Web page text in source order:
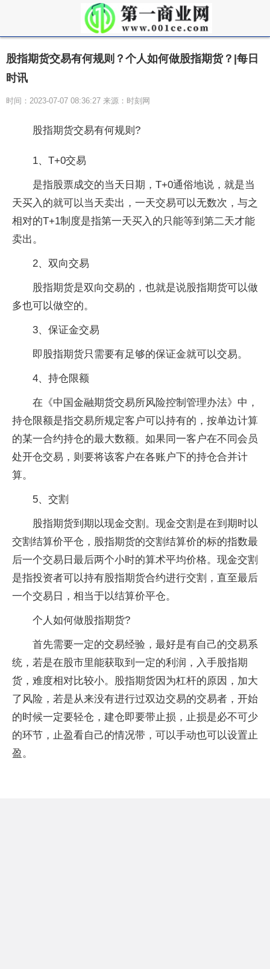
股指期货交易有何规则？个人如何做股指期货？|每日
时讯
时间：2023-07-07 08:36:27 来源：时刻网
股指期货交易有何规则?
1、T+0交易
是指股票成交的当天日期，T+0通俗地说，就是当
天买入的就可以当天卖出，一天交易可以无数次，与之
相对的T+1制度是指第一天买入的只能等到第二天才能
卖出。
2、双向交易
股指期货是双向交易的，也就是说股指期货可以做
多也可以做空的。
3、保证金交易
即股指期货只需要有足够的保证金就可以交易。
4、持仓限额
在《中国金融期货交易所风险控制管理办法》中，
持仓限额是指交易所规定客户可以持有的，按单边计算
的某一合约持仓的最大数额。如果同一客户在不同会员
处开仓交易，则要将该客户在各账户下的持仓合并计
算。
5、交割
股指期货到期以现金交割。现金交割是在到期时以
交割结算价平仓，股指期货的交割结算价的标的指数最
后一个交易日最后两个小时的算术平均价格。现金交割
是指投资者可以持有股指期货合约进行交割，直至最后
一个交易日，相当于以结算价平仓。
个人如何做股指期货?
首先需要一定的交易经验，最好是有自己的交易系
统，若是在股市里能获取到一定的利润，入手股指期
货，难度相对比较小。股指期货因为杠杆的原因，加大
了风险，若是从来没有进行过双边交易的交易者，开始
的时候一定要轻仓，建仓即要带止损，止损是必不可少
的环节，止盈看自己的情况带，可以手动也可以设置止
盈。